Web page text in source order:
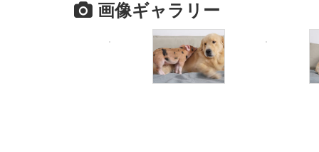
画像ギャラリー